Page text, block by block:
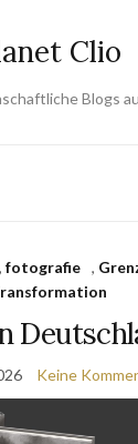
Clio
Blogs
, fotografie ,
Keine